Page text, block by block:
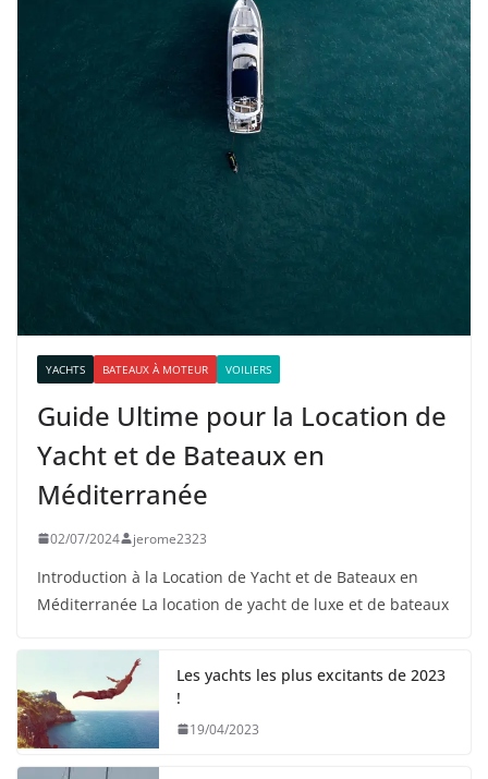
YACHTS BATEAUX À MOTEUR VOILIERS
Guide Ultime pour la Location de
Yacht et de Bateaux en
Méditerranée
02/07/2024 jerome2323
Introduction à la Location de Yacht et de Bateaux en
Méditerranée La location de yacht de luxe et de bateaux
Les yachts les plus excitants de 2023
!
19/04/2023